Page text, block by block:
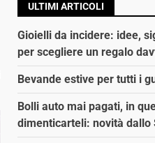
ULTIMI ARTICOLI
Gioielli da incidere: idee,
per scegliere un regalo
Bevande estive per tutti i
Bolli auto mai pagati, in
dimenticarteli: novità dallo